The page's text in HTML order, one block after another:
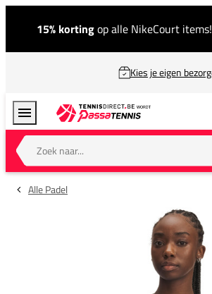
15% kortingop alle NikeCourt items!
Kies je eigen
Zoek naar...
Alle Padel